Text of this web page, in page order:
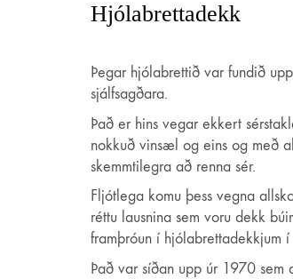
Hjólabrettadekk
Þegar hjólabrettið var fundið
sjálfsagðara.
Það er hins vegar ekkert
nokkuð vinsæl og eins og með
skemmtilegra að renna sér.
Fljótlega komu þess vegna
réttu lausnina sem voru dekk
framþróun í hjólabrettadekkjum í
Það var síðan upp úr 1970 sem